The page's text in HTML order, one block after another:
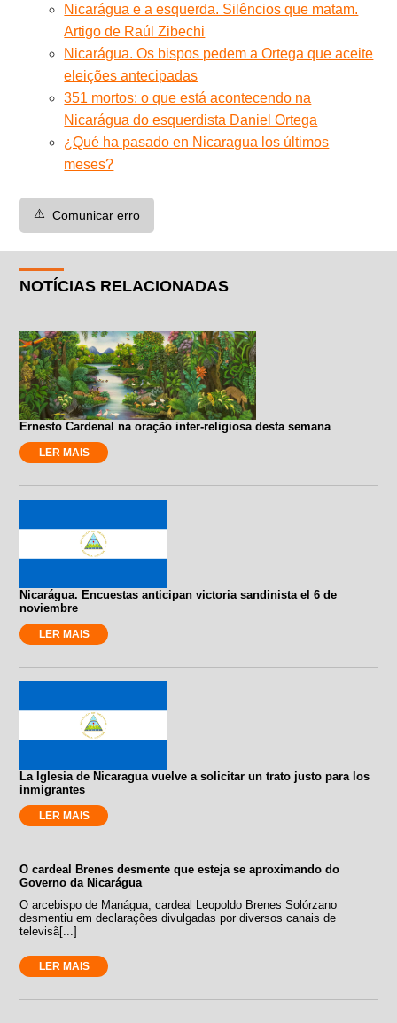
Nicarágua e a esquerda. Silêncios que matam.
Artigo de Raúl Zibechi
Nicarágua. Os bispos pedem a Ortega que aceite
eleições antecipadas
351 mortos: o que está acontecendo na
Nicarágua do esquerdista Daniel Ortega
¿Qué ha pasado en Nicaragua los últimos
meses?
⚠️ Comunicar erro
NOTÍCIAS RELACIONADAS
Ernesto Cardenal na oração inter-religiosa desta semana
LER MAIS
Nicarágua. Encuestas anticipan victoria sandinista el 6 de
noviembre
LER MAIS
La Iglesia de Nicaragua vuelve a solicitar un trato justo para los
inmigrantes
LER MAIS
O cardeal Brenes desmente que esteja se aproximando do
Governo da Nicarágua
O arcebispo de Manágua, cardeal Leopoldo Brenes Solórzano
desmentiu em declarações divulgadas por diversos canais de
televisã[...]
LER MAIS